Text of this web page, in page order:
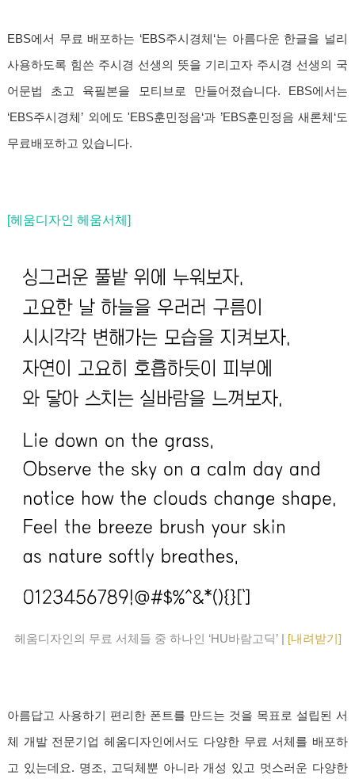
EBS에서 무료 배포하는 ‘EBS주시경체‘는 아름다운 한글을 널리
사용하도록 힘쓴 주시경 선생의 뜻을 기리고자 주시경 선생의 국
어문법 초고 육필본을 모티브로 만들어졌습니다. EBS에서는
‘EBS주시경체’ 외에도 'EBS훈민정음‘과 ’EBS훈민정음 새론체‘도
무료배포하고 있습니다.
[헤움디자인 헤움서체]
헤움디자인의 무료 서체들 중 하나인 ‘HU바람고딕’ | [내려받기]
아름답고 사용하기 편리한 폰트를 만드는 것을 목표로 설립된 서
체 개발 전문기업 헤움디자인에서도 다양한 무료 서체를 배포하
고 있는데요. 명조, 고딕체뿐 아니라 개성 있고 멋스러운 다양한